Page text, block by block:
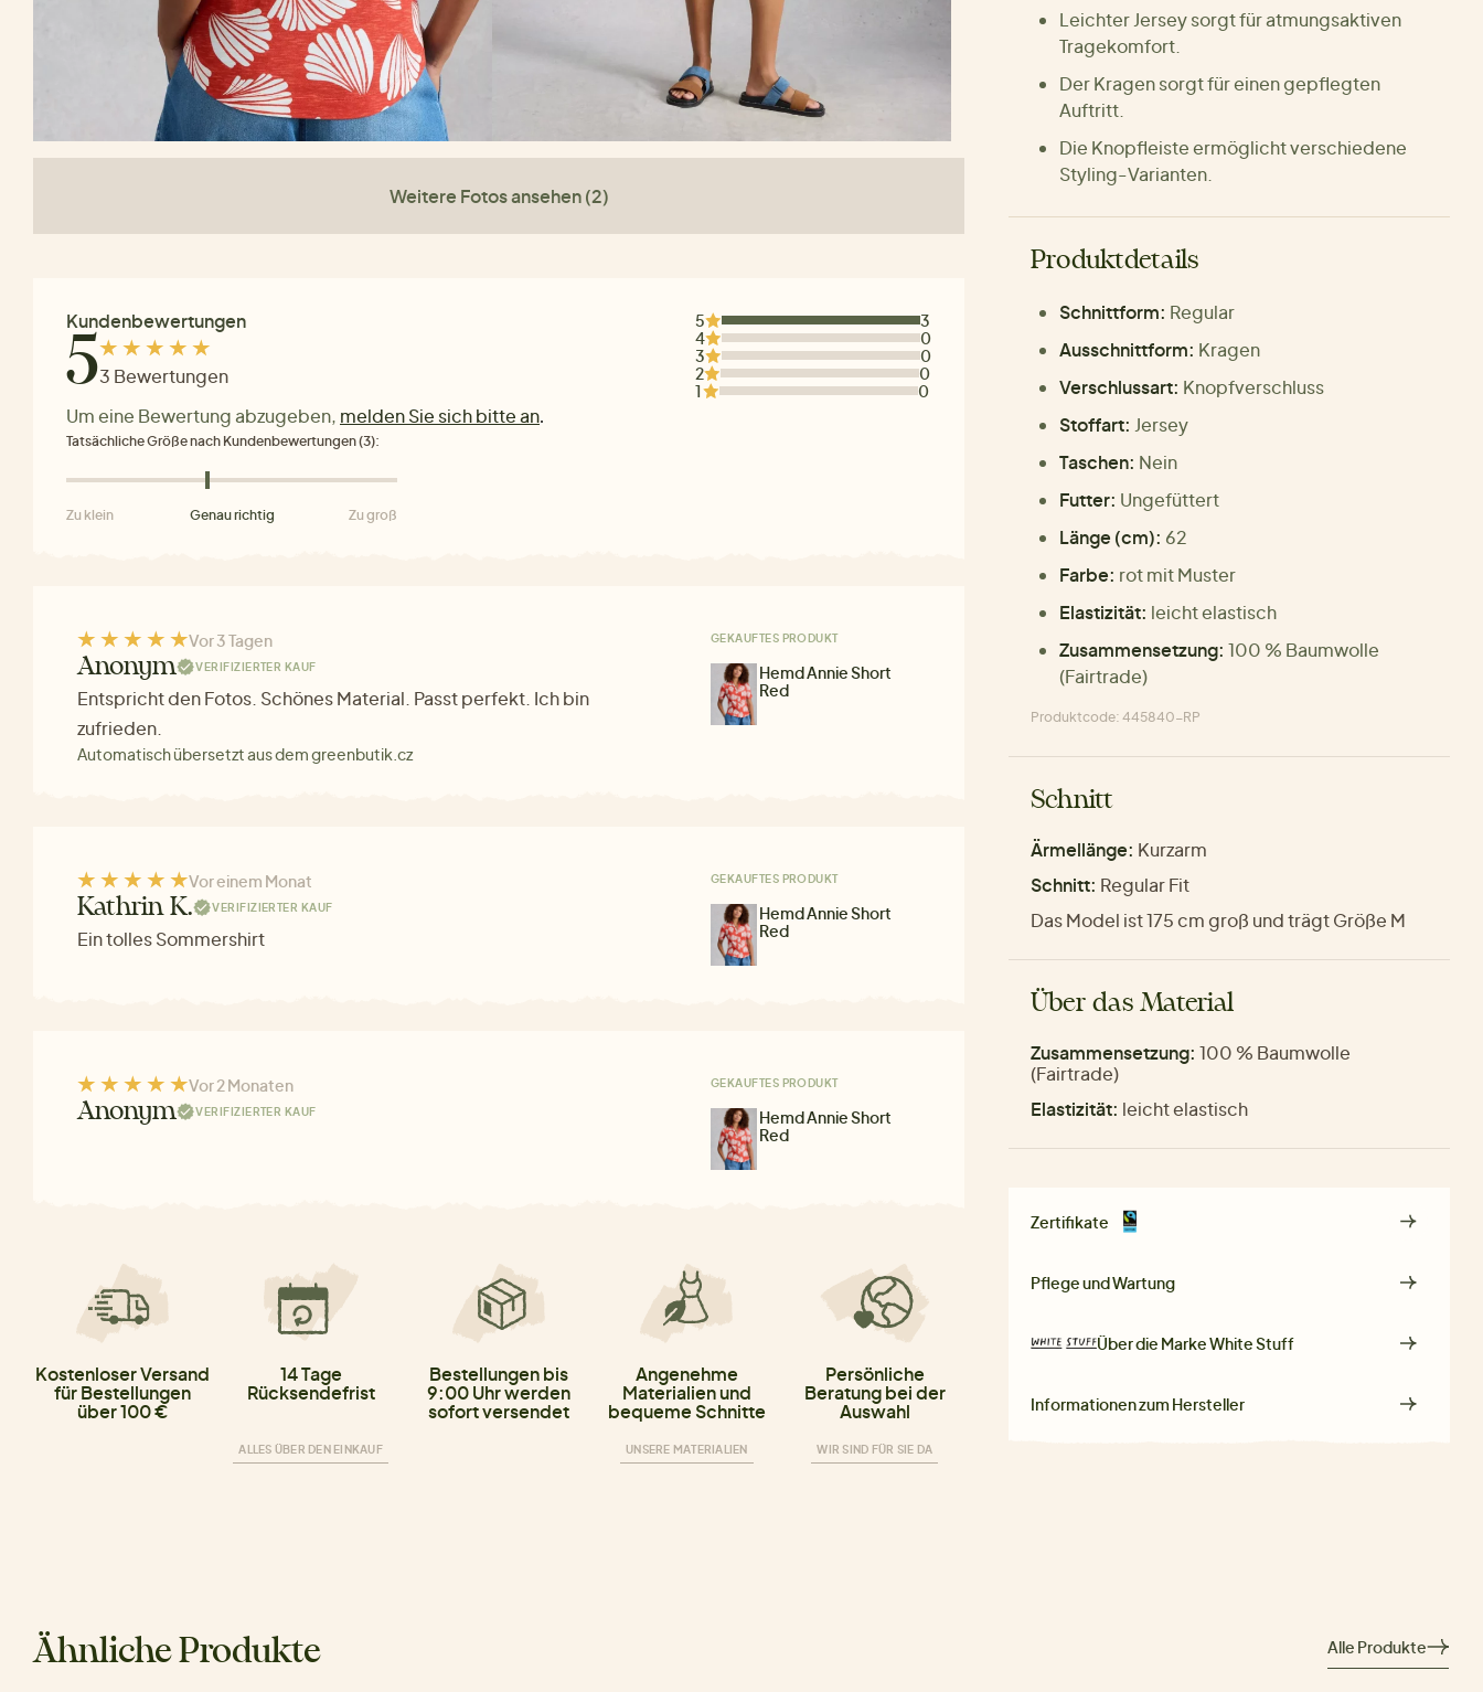
Weitere Fotos ansehen (2)
Kundenbewertungen
53 Bewertungen
Um eine Bewertung abzugeben, melden Sie sich bitte an.
5
3
4
0
3
0
2
0
1
0
Tatsächliche Größe nach Kundenbewertungen (3):
Zu klein Genau richtig Zu groß
Vor 3 Tagen
Anonym VERIFIZIERTER KAUF
Entspricht den Fotos. Schönes Material. Passt perfekt. Ich bin
zufrieden.
Automatisch übersetzt aus dem greenbutik.cz
GEKAUFTES PRODUKT
Hemd Annie Short
Red
Vor einem Monat
Kathrin K. VERIFIZIERTER KAUF
Ein tolles Sommershirt
GEKAUFTES PRODUKT
Hemd Annie Short
Red
Vor 2 Monaten
Anonym VERIFIZIERTER KAUF
GEKAUFTES PRODUKT
Hemd Annie Short
Red
Kostenloser Versand
für Bestellungen
über 100 €
14 Tage
Rücksendefrist
ALLES ÜBER DEN EINKAUF
Bestellungen bis
9:00 Uhr werden
sofort versendet
Angenehme
Materialien und
bequeme Schnitte
UNSERE MATERIALIEN
Persönliche
Beratung bei der
Auswahl
WIR SIND FÜR SIE DA
Leichter Jersey sorgt für atmungsaktiven
Tragekomfort.
Der Kragen sorgt für einen gepflegten
Auftritt.
Die Knopfleiste ermöglicht verschiedene
Styling-Varianten.
Produktdetails
Schnittform: Regular
Ausschnittform: Kragen
Verschlussart: Knopfverschluss
Stoffart: Jersey
Taschen: Nein
Futter: Ungefüttert
Länge (cm): 62
Farbe: rot mit Muster
Elastizität: leicht elastisch
Zusammensetzung: 100 % Baumwolle
(Fairtrade)
Produktcode: 445840-RP
Schnitt
Ärmellänge: Kurzarm
Schnitt: Regular Fit
Das Model ist 175 cm groß und trägt Größe M
Über das Material
Zusammensetzung: 100 % Baumwolle
(Fairtrade)
Elastizität: leicht elastisch
Zertifikate
Pflege und Wartung
Über die MarkeWhite Stuff
Informationen zum Hersteller
Ähnliche Produkte Alle Produkte